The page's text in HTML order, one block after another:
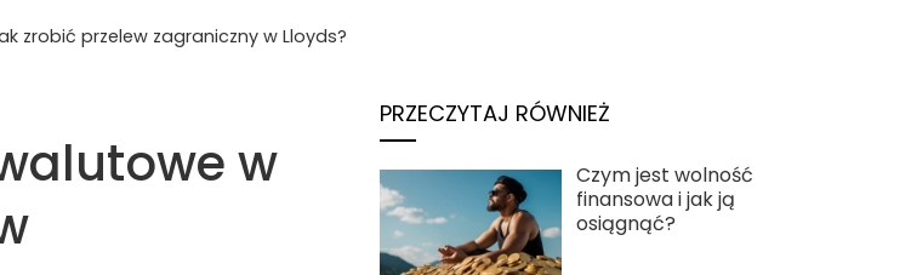
zrobić przelew zagraniczny w Lloyds?
w
PRZECZYTAJ RÓWNIEŻ
Czym jest wolność
finansowa i jak ją
osiągnąć?